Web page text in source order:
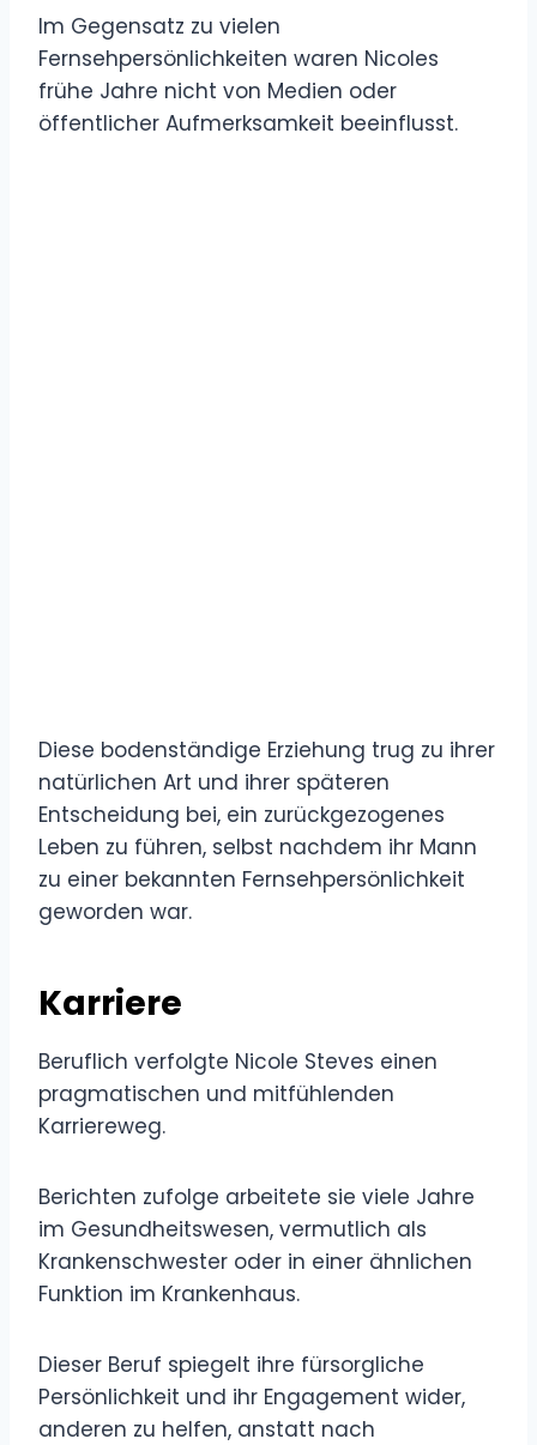
Im Gegensatz zu vielen
Fernsehpersönlichkeiten waren Nicoles
frühe Jahre nicht von Medien oder
öffentlicher Aufmerksamkeit beeinflusst.
Diese bodenständige Erziehung trug zu ihrer
natürlichen Art und ihrer späteren
Entscheidung bei, ein zurückgezogenes
Leben zu führen, selbst nachdem ihr Mann
zu einer bekannten Fernsehpersönlichkeit
geworden war.
Karriere
Beruflich verfolgte Nicole Steves einen
pragmatischen und mitfühlenden
Karriereweg.
Berichten zufolge arbeitete sie viele Jahre
im Gesundheitswesen, vermutlich als
Krankenschwester oder in einer ähnlichen
Funktion im Krankenhaus.
Dieser Beruf spiegelt ihre fürsorgliche
Persönlichkeit und ihr Engagement wider,
anderen zu helfen, anstatt nach